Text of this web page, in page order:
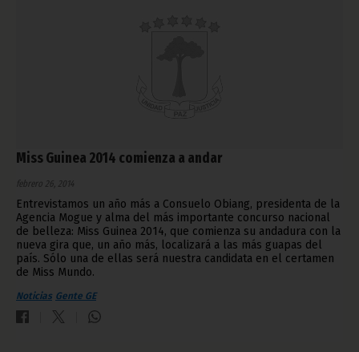
Miss Guinea 2014 comienza a andar
febrero 26, 2014
Entrevistamos un año más a Consuelo Obiang, presidenta de la
Agencia Mogue y alma del más importante concurso nacional
de belleza: Miss Guinea 2014, que comienza su andadura con la
nueva gira que, un año más, localizará a las más guapas del
país. Sólo una de ellas será nuestra candidata en el certamen
de Miss Mundo.
Noticias Gente GE